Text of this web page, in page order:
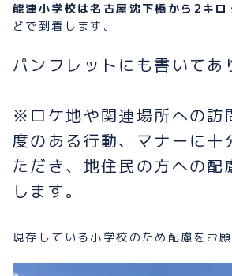
能津小学校は名古屋沈下橋から2キロ
どで到着します。
パンフレットにも書いてあ
※ロケ地や関連場所への訪
度のある行動、マナーに十
ただき、地住民の方への配
します。
現存している小学校のため配慮をお願